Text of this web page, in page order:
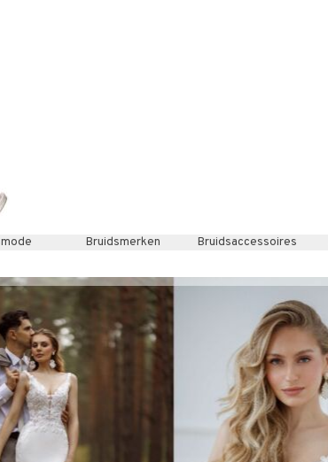
Menu overslaan
▼
Bruidsmerken ▼
Bruidsaccessoires